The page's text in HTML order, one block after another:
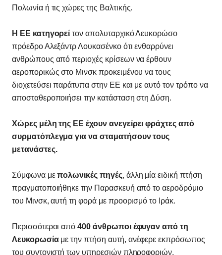
Πολωνία ή τις χώρες της Βαλτικής.
Η ΕΕ κατηγορείτον απολυταρχικό Λευκορώσο
πρόεδρο Αλεξάντρ Λουκασένκο ότι ενθαρρύνει
ανθρώπους από περιοχές κρίσεων να έρθουν
αεροπορικώς στο Μινσκ προκειμένου να τους
διοχετεύσει παράτυπα στην ΕΕ και με αυτό τον τρόπο να
αποσταθεροποιήσει την κατάσταση στη Δύση.
Χώρες μέλη της ΕΕ έχουν ανεγείρει φράχτες από
συρματόπλεγμα για να σταματήσουν τους
μετανάστες.
Σύμφωνα μεπολωνικές πηγές, άλλη μία ειδική πτήση
πραγματοποιήθηκε την Παρασκευή από το αεροδρόμιο
του Μινσκ, αυτή τη φορά με προορισμό το Ιράκ.
Περισσότεροι από400 άνθρωποι έφυγαν από τη
Λευκορωσίαμε την πτήση αυτή, ανέφερε εκπρόσωπος
του συντονιστή των υπηρεσιών πληροφοριών,